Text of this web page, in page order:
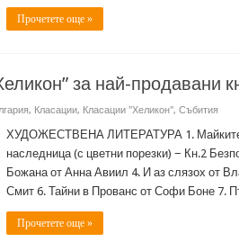
Прочетете още »
за най-продавани
, Класации, Класации "Хеликон", Събития
ХУДОЖЕСТВЕНА ЛИТЕРАТУРА 1. Майките
наследница (с цветни порезки) − Кн.2
Божана от Анна Авиил 4. И аз слязох от
Смит 6. Тайни в Прованс от Софи Боне 7.
Прочетете още »